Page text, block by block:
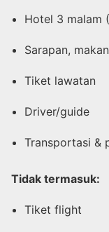
Hotel 3 malam
Sarapan,
Tiket lawatan
Driver/guide
Transportasi &
Tidak termasuk:
Tiket flight